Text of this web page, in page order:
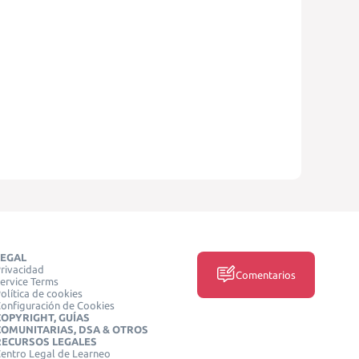
Terms
de cookies
de Cookies
GUÍAS
DSA & OTROS
LEGALES
Legal de Learneo
Comentarios